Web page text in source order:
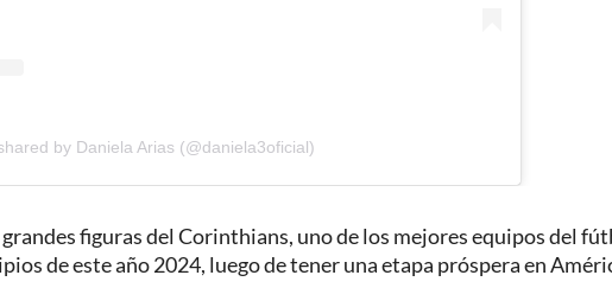
by Daniela Arias (@daniela3oficial)
figuras del Corinthians, uno de los mejores equipos del
de este año 2024, luego de tener una etapa próspera en